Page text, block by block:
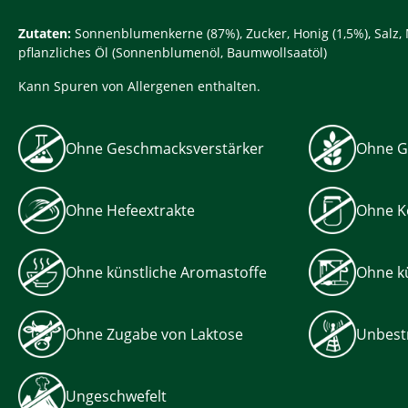
Zutaten: Sonnenblumenkerne (87%), Zucker, Honig (1,5%),
pflanzliches Öl (Sonnenblumenöl, Baumwollsaatöl)
Kann Spuren von Allergenen enthalten.
Ohne Geschmacksverstärker Ohne
Ohne Hefeextrakte Ohne
Ohne künstliche Aromastoffe Ohne
Ohne Zugabe von Laktose
Ungeschwefelt